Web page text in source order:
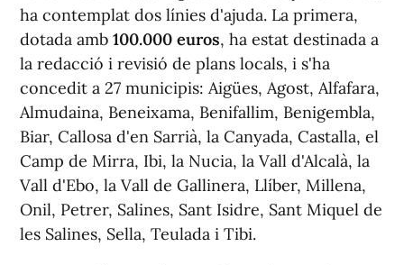
ha contemplat dos línies d'ajuda. La primera,
dotada amb 100.000 euros, ha estat destinada a
la redacció i revisió de plans locals, i s'ha
concedit a 27 municipis: Aigües, Agost, Alfafara,
Almudaina, Beneixama, Benifallim, Benigembla,
Biar, Callosa d'en Sarrià, la Canyada, Castalla, el
Camp de Mirra, Ibi, la Nucia, la Vall d'Alcalà, la
Vall d'Ebo, la Vall de Gallinera, Llíber, Millena,
Onil, Petrer, Salines, Sant Isidre, Sant Miquel de
les Salines, Sella, Teulada i Tibi.